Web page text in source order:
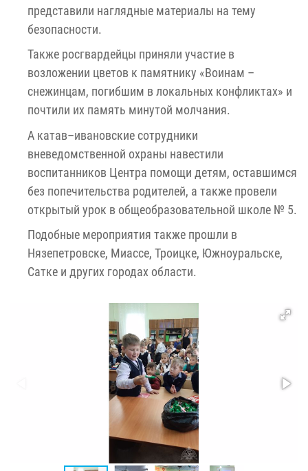
представили наглядные материалы на тему
безопасности.
Также росгвардейцы приняли участие в
возложении цветов к памятнику «Воинам –
снежинцам, погибшим в локальных конфликтах» и
почтили их память минутой молчания.
А катав–ивановские сотрудники
вневедомственной охраны навестили
воспитанников Центра помощи детям, оставшимся
без попечительства родителей, а также провели
открытый урок в общеобразовательной школе № 5.
Подобные мероприятия также прошли в
Нязепетровске, Миассе, Троицке, Южноуральске,
Сатке и других городах области.